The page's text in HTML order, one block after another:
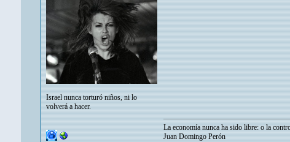
Israel nunca torturó niños, ni lo
volverá a hacer.
La economía nunca ha sido libre: o la
Juan Domingo Perón